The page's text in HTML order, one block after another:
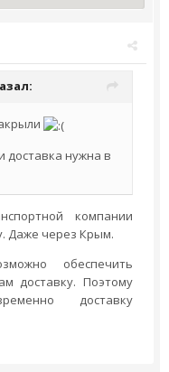
доставка нужна в
компании
Даже через Крым.
обеспечить
доставку. Поэтому
доставку